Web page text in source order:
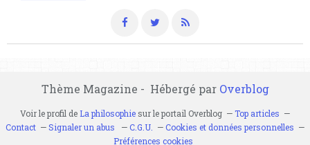
Thème Magazine - Hébergé par Overblog
Voir le profil de La philosophiesur le portail Overblog
Top articles
Contact
Signaler un abus C.G.U.
Cookies et données personnelles
Préférences cookies